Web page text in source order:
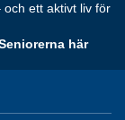
ett aktivt liv för
här